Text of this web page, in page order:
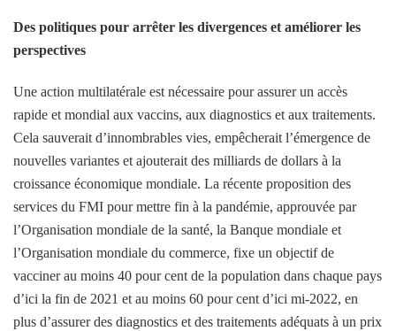
Des politiques pour arrêter les divergences et améliorer les
perspectives
Une action multilatérale est nécessaire pour assurer un accès
rapide et mondial aux vaccins, aux diagnostics et aux traitements.
Cela sauverait d’innombrables vies, empêcherait l’émergence de
nouvelles variantes et ajouterait des milliards de dollars à la
croissance économique mondiale. La récente proposition des
services du FMI pour mettre fin à la pandémie, approuvée par
l’Organisation mondiale de la santé, la Banque mondiale et
l’Organisation mondiale du commerce, fixe un objectif de
vacciner au moins 40 pour cent de la population dans chaque pays
d’ici la fin de 2021 et au moins 60 pour cent d’ici mi-2022, en
plus d’assurer des diagnostics et des traitements adéquats à un prix